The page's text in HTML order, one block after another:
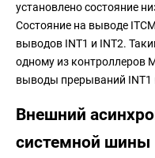
установлено состояние
Состояние на выводе
выводов INT1 и INT2.
одному из контроллеров
выводы прерываний INT1
Внешний
системной шины